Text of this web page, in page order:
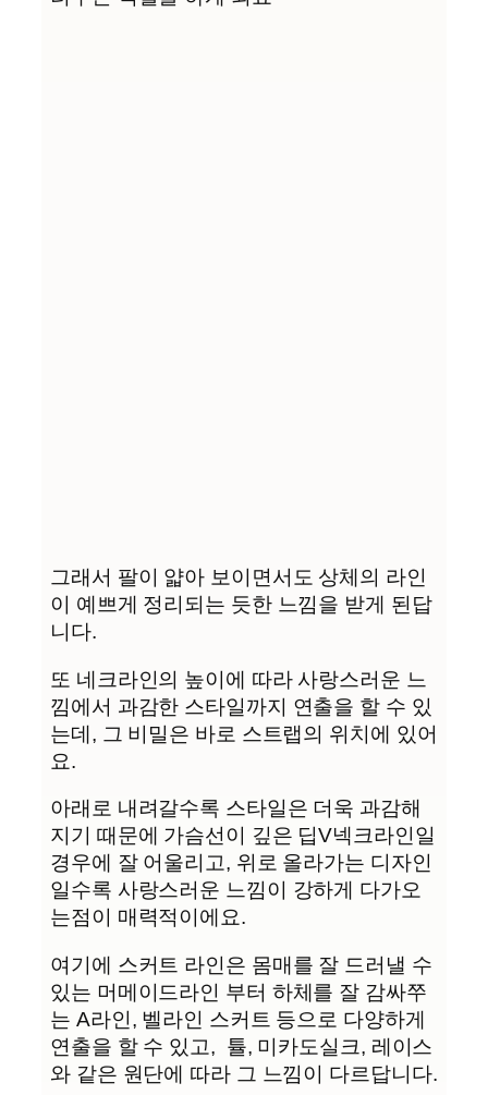
그래서 팔이 얇아 보이면서도 상체의 라인
이 예쁘게 정리되는 듯한 느낌을 받게 된답
니다.
또 네크라인의 높이에 따라 사랑스러운 느
낌에서 과감한 스타일까지 연출을 할 수 있
는데, 그 비밀은 바로 스트랩의 위치에 있어
요.
아래로 내려갈수록 스타일은 더욱 과감해
지기 때문에 가슴선이 깊은 딥V넥크라인일
경우에 잘 어울리고, 위로 올라가는 디자인
일수록 사랑스러운 느낌이 강하게 다가오
는점이 매력적이에요.
여기에 스커트 라인은 몸매를 잘 드러낼 수
있는 머메이드라인 부터 하체를 잘 감싸쭈
는 A라인, 벨라인 스커트 등으로 다양하게
연출을 할 수 있고, 튤, 미카도실크, 레이스
와 같은 원단에 따라 그 느낌이 다르답니다.